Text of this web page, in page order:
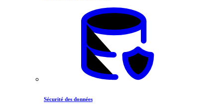
Sécurité des données